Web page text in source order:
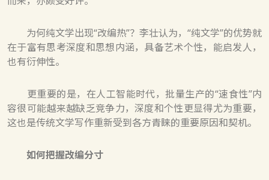
为何纯文学出现“改编热”？李壮认为，“纯文学”的优势就
在于富有思考深度和思想内涵，具备艺术个性，能启发人，
也有衍伸性。
更重要的是，在人工智能时代，批量生产的“速食性”内
容很可能越来越缺乏竞争力，深度和个性更显得尤为重要，
这也是传统文学写作重新受到各方青睐的重要原因和契机。
如何把握改编分寸